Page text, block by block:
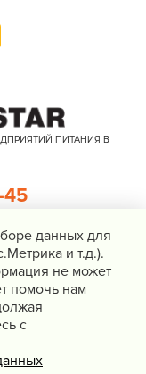
ПИТАНИЯ В
корп. 3, пом. 1
45
данных для
и т.д.).
не может
помочь нам
с